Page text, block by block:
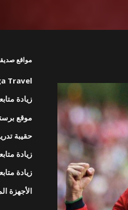
مواقع
Travel
زيادة
موقع
حقيبة
زيادة
زيادة
الأجهزة